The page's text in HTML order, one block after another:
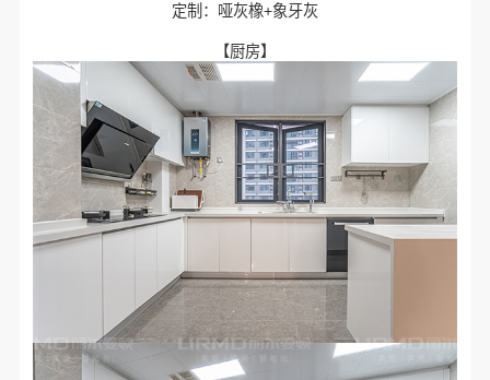
定制：哑灰橡+象牙灰
【厨房】